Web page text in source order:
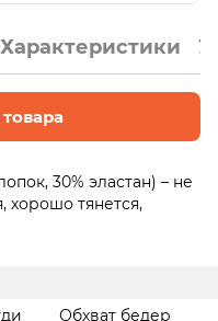
Характеристики
30% эластан) – не
хорошо тянется,
Обхват бедер